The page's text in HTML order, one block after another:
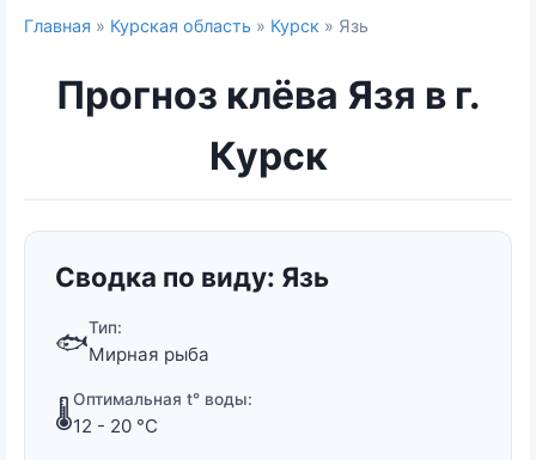
Главная » Курская область » Курск » Язь
Прогноз клёва Язя в г.
Курск
Сводка по виду: Язь
🐟Тип:
Мирная рыба
🌡️Оптимальная t° воды:
12 - 20 °C